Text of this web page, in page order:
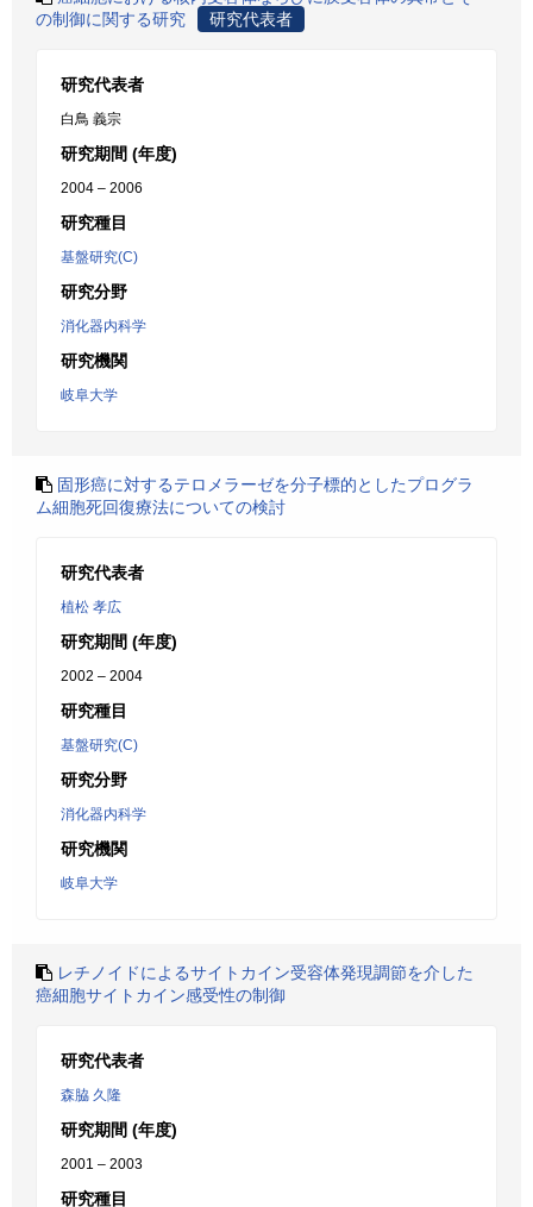
の制御に関する研究
研究代表者
研究代表者
白鳥 義宗
研究期間 (年度)
2004 – 2006
研究種目
基盤研究(C)
研究分野
消化器内科学
研究機関
岐阜大学
固形癌に対するテロメラーゼを分子標的としたプログラ
ム細胞死回復療法についての検討
研究代表者
植松 孝広
研究期間 (年度)
2002 – 2004
研究種目
基盤研究(C)
研究分野
消化器内科学
研究機関
岐阜大学
レチノイドによるサイトカイン受容体発現調節を介した
癌細胞サイトカイン感受性の制御
研究代表者
森脇 久隆
研究期間 (年度)
2001 – 2003
研究種目